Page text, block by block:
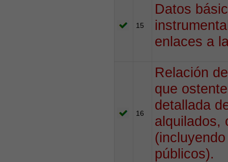
15
Datos
enlaces a
16
Relación
que
detallada
alquilados,
públicos).